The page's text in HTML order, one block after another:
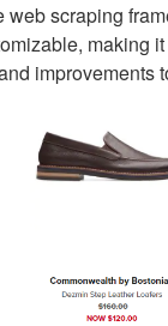
scraping
making
improvements